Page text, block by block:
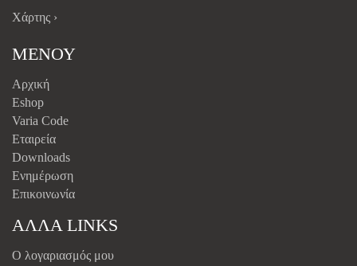
Χάρτης ›
ΜΕΝΟΥ
Αρχική
Eshop
Varia Code
Εταιρεία
Downloads
Ενημέρωση
Επικοινωνία
ΑΛΛΑ LINKS
Ο λογαριασμός μου